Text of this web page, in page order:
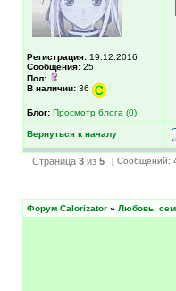
Регистрация: 19.12.2016
Сообщения: 25
Пол:
В наличии: 36
Блог: Просмотр блога (0)
Вернуться к началу
Страница 3 из 5 [ Сообщений:
Форум Calorizator » Любовь,